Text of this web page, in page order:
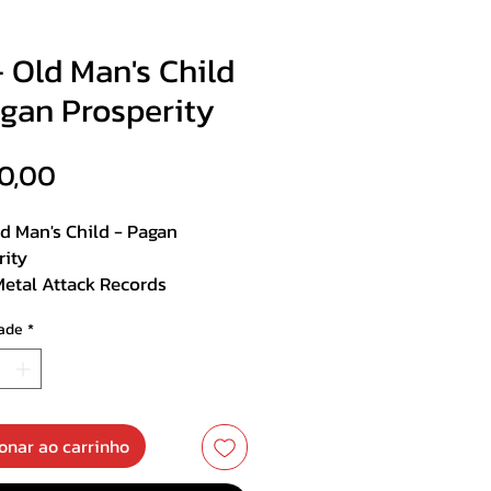
Old Man's Child
Prosperity
Man's Child - Pagan
Attack Records
:
the Mask
*
ao carrinho